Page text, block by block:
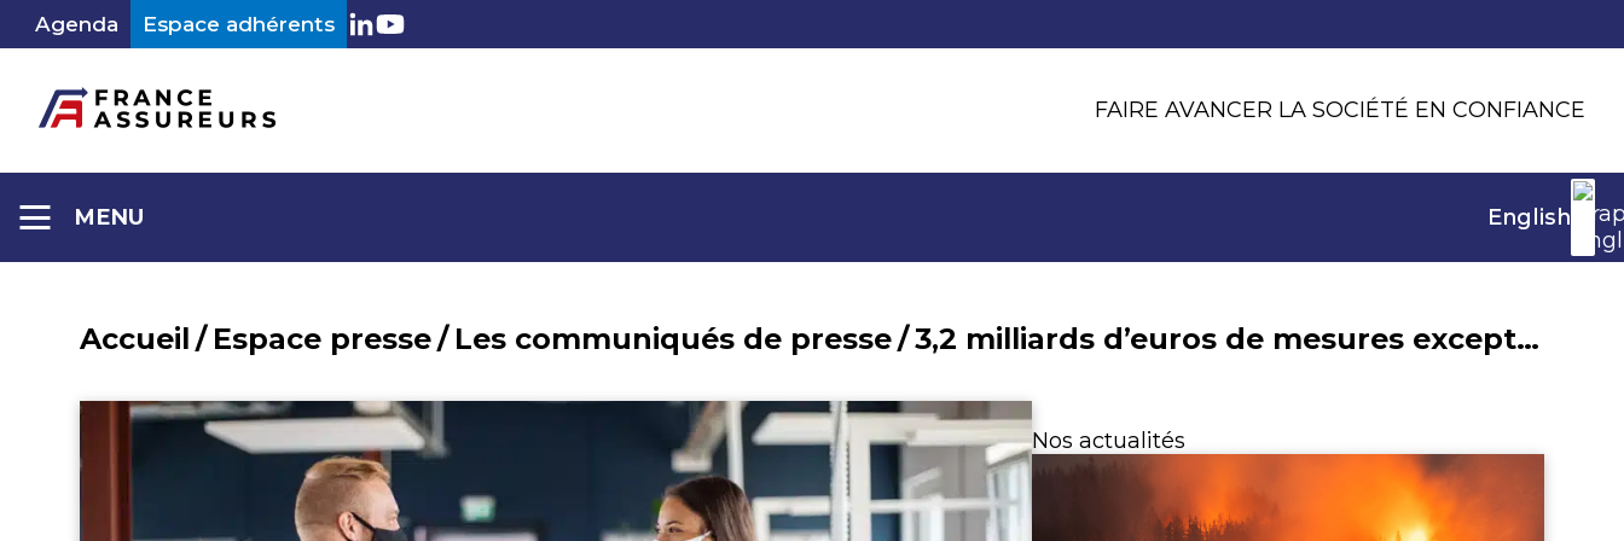
AllerAgenda Espace adhérents LinkedIn
Youtube
FAIRE AVANCER LA SOCIÉTÉ EN CONFIANCE
MENU English
Accueil / Espace presse/ Les communiqués de presse/ 3,2 milliards d’euros de mesures exceptionnelles pour faire face à la crise du COVID-19
Nos actualités